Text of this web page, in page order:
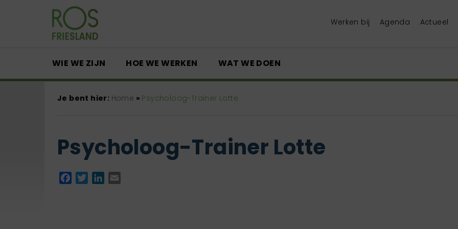
Werken bij Agenda Actueel
WIE WE ZIJN HOE WE WERKEN WAT WE DOEN
Je bent hier: Home » Psycholoog-Trainer Lotte
Psycholoog-Trainer Lotte
Facebook
TwitterLinkedIn